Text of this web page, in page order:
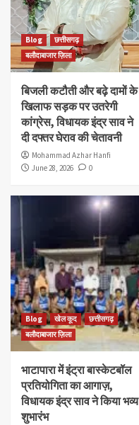
Blog
छत्तीसगढ़
बलौदाबाजार ज़िला
बिजली कटौती और बढ़े दामों के
खिलाफ सड़क पर उतरेगी
कांग्रेस, विधायक इंद्र साव ने
दी दफ्तर घेराव की चेतावनी
Mohammad Azhar Hanfi
June 28, 2026
0
Blog खेल कूद
छत्तीसगढ़
बलौदाबाजार ज़िला
भाटापारा में इंट्रा बास्केटबॉल
प्रतियोगिता का आगाज़,
विधायक इंद्र साव ने किया भव्य
शुभारंभ